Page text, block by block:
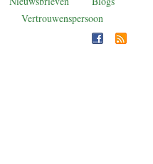
Vertrouwenspersoon